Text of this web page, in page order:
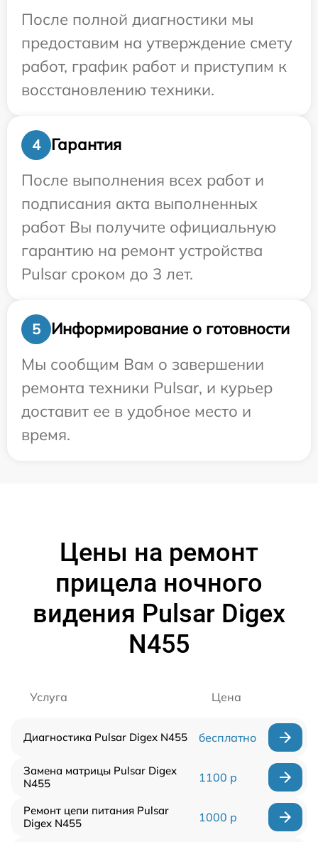
После полной диагностики мы
предоставим на утверждение смету
работ, график работ и приступим к
восстановлению техники.
4
Гарантия
После выполнения всех работ и
подписания акта выполненных
работ Вы получите официальную
гарантию на ремонт устройства
Pulsar сроком до 3 лет.
5
Информирование о готовности
Мы сообщим Вам о завершении
ремонта техники Pulsar, и курьер
доставит ее в удобное место и
время.
Цены на ремонт
прицела ночного
видения Pulsar Digex
N455
Услуга Цена
Диагностика Pulsar Digex N455 бесплатно
Замена матрицы Pulsar Digex
N455
1100 р
Ремонт цепи питания Pulsar
Digex N455
1000 р